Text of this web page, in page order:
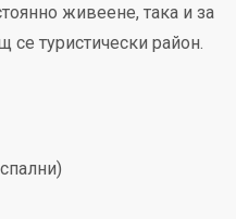
живеене, така и за
туристически район.